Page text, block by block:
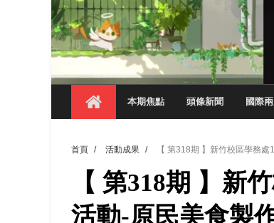
森城建設股份有限公司捐贈 嘉惠
產學合作新里程！財金系師生參
英文公園 315期
【 第404期 】影視系榮獲59屆美
【 第404期 】你抓得到我嗎？數
【 第404期 】探索空間設計解方
【 第404期 】從創意到實踐 數媒
【 第404期 】以品格奠基、用領
本期焦點 頭條新聞 國際
首頁 / 活動成果 / 【 第318期 】新竹校區學務
【 第318期 】新
活動-原民美食製